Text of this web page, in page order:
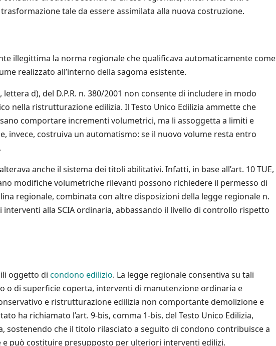
tale da essere assimilata alla nuova costruzione.
illegittima la norma regionale che qualificava automaticamente come
realizzato all’interno della sagoma esistente.
lettera d), del D.P.R. n. 380/2001 non consente di includere in modo
nella ristrutturazione edilizia. Il Testo Unico Edilizia ammette che
comportare incrementi volumetrici, ma li assoggetta a limiti e
invece, costruiva un automatismo: se il nuovo volume resta entro
anche il sistema dei titoli abilitativi. Infatti, in base all’art. 10 TUE,
modifiche volumetriche rilevanti possono richiedere il permesso di
regionale, combinata con altre disposizioni della legge regionale n.
alla SCIA ordinaria, abbassando il livello di controllo rispetto
oggetto di condono edilizio. La legge regionale consentiva su tali
o di superficie coperta, interventi di manutenzione ordinaria e
e ristrutturazione edilizia non comportante demolizione e
ha richiamato l’art. 9-bis, comma 1-bis, del Testo Unico Edilizia,
sostenendo che il titolo rilasciato a seguito di condono contribuisce a
può costituire presupposto per ulteriori interventi edilizi.